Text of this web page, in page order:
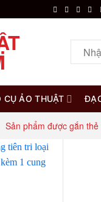
kiếm:
CỤ ẢO THUẬT
Sản phẩm được gắn thẻ